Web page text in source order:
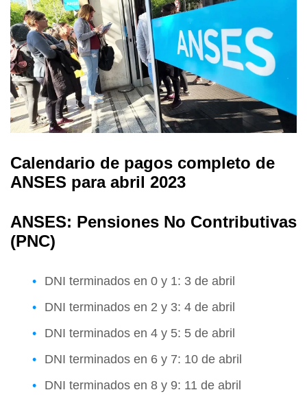
Calendario de pagos completo de
ANSES para abril 2023
ANSES: Pensiones No Contributivas
(PNC)
DNI terminados en 0 y 1: 3 de abril
DNI terminados en 2 y 3: 4 de abril
DNI terminados en 4 y 5: 5 de abril
DNI terminados en 6 y 7: 10 de abril
DNI terminados en 8 y 9: 11 de abril